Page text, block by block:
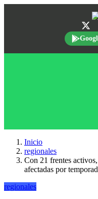
Inicio
regionales
Con 21 frentes
afectadas por
regionales